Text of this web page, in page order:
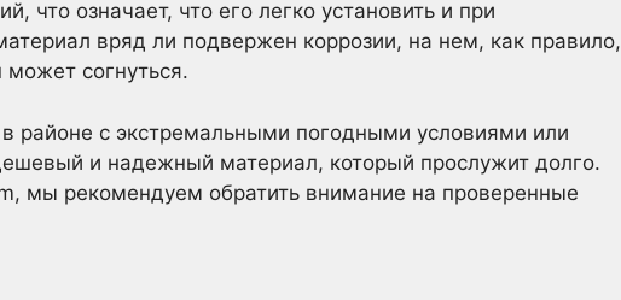
что означает, что его легко установить и при
вряд ли подвержен коррозии, на нем, как правило,
согнуться.
районе с экстремальными погодными условиями или
и надежный материал, который прослужит долго.
мы рекомендуем обратить внимание на проверенные